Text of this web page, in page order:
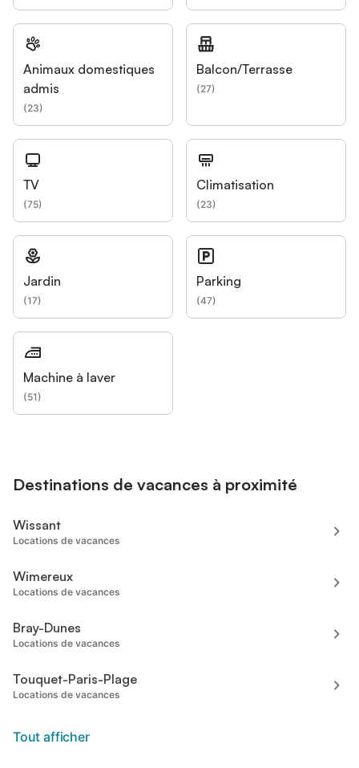
Animaux domestiques
admis
(23)
Balcon/Terrasse
(27)
TV
(75)
Climatisation
(23)
Jardin
(17)
Parking
(47)
Machine à laver
(51)
Destinations de vacances à proximité
Wissant
Locations de vacances
Wimereux
Locations de vacances
Bray-Dunes
Locations de vacances
Touquet-Paris-Plage
Locations de vacances
Tout afficher